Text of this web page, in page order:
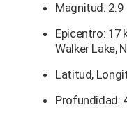
Magnitud: 2.9
Epicentro: 17
Walker Lake,
Latitud,
Profundidad: